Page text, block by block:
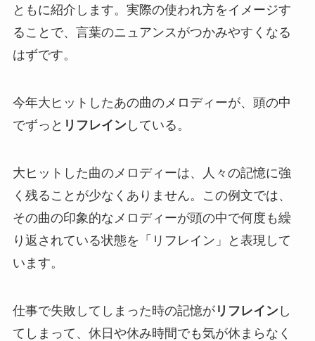
ともに紹介します。実際の使われ方をイメージす
ることで、言葉のニュアンスがつかみやすくなる
はずです。
今年大ヒットしたあの曲のメロディーが、頭の中
でずっと リフレインしている。
大ヒットした曲のメロディーは、人々の記憶に強
く残ることが少なくありません。この例文では、
その曲の印象的なメロディーが頭の中で何度も繰
り返されている状態を「リフレイン」と表現して
います。
仕事で失敗してしまった時の記憶がリフレインし
てしまって、休日や休み時間でも気が休まらなく